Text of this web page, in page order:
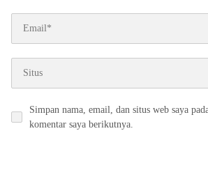
Simpan nama, email, dan situs web saya
komentar saya berikutnya.